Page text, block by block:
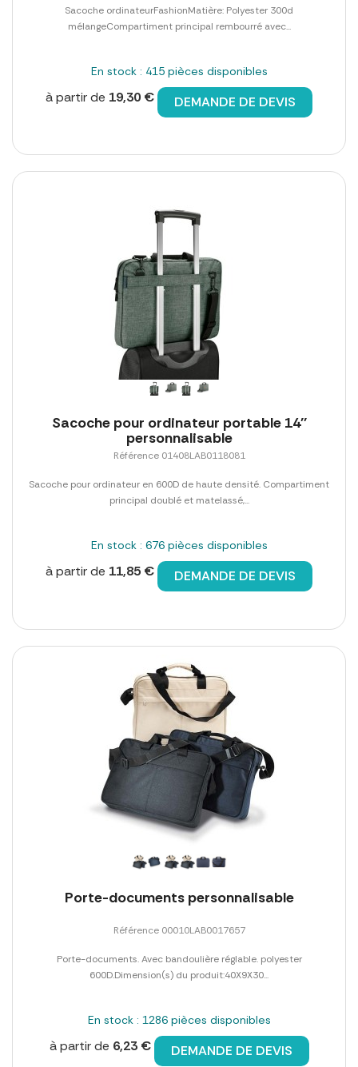
Sacoche ordinateurFashionMatière: Polyester 300d
mélangeCompartiment principal rembourré avec...
En stock : 415 pièces disponibles
à partir de 19,30 € DEMANDE DE DEVIS
Sacoche pour ordinateur portable 14''
personnalisable
Référence 01408LAB0118081
Sacoche pour ordinateur en 600D de haute densité. Compartiment
principal doublé et matelassé,...
En stock : 676 pièces disponibles
à partir de 11,85 € DEMANDE DE DEVIS
Porte-documents personnalisable
Référence 00010LAB0017657
Porte-documents. Avec bandoulière réglable. polyester
600D.Dimension(s) du produit:40X9X30...
En stock : 1286 pièces disponibles
à partir de 6,23 € DEMANDE DE DEVIS